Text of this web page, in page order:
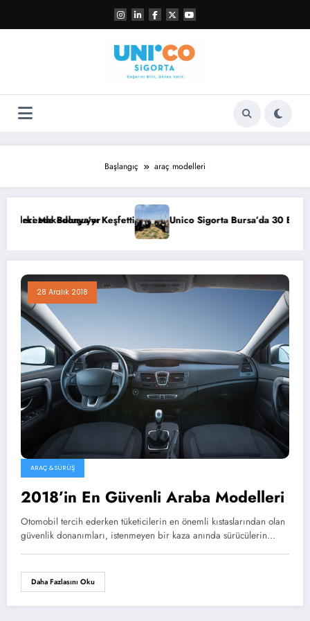
Başlangıç araç modelleri
Buluşuyor
Makedonya’yı Keşfetti Unico Sigorta Bursa’da 30 Bin
28 Aralık 2018
ARAÇ & SÜRÜŞ
2018’in En Güvenli Araba Modelleri
Otomobil tercih ederken tüketicilerin en önemli kıstaslarından olan
güvenlik donanımları, istenmeyen bir kaza anında sürücülerin…
Daha Fazlasını Oku